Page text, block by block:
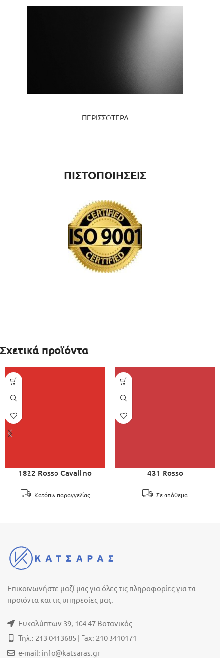
ΠΕΡΙΣΣΟΤΕΡΑ
ΠΙΣΤΟΠΟΙΗΣΕΙΣ
Σχετικά προϊόντα
1822 Rosso Cavallino
Κατόπιν παραγγελίας
431 Rosso
Σε απόθεμα
Επικοινωνήστε μαζί μας για όλες τις πληροφορίες για τα
προϊόντα και τις υπηρεσίες μας.
Ευκαλύπτων 39, 104 47 Βοτανικός
Τηλ.: 213 0413685 | Fax: 210 3410171
e-mail: info@katsaras.gr